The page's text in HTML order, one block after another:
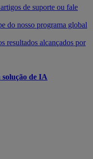
de suporte ou fale
do nosso programa global
resultados alcançados por
de IA